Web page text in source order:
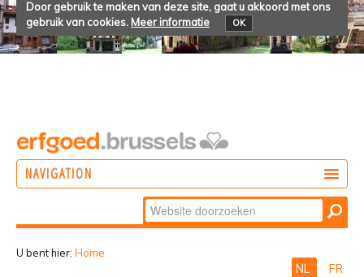
Door gebruik te maken van deze site, gaat u akkoord met ons
gebruik van cookies. Meer informatie OK
NAVIGATION
Zoek
Geavanceerd
U bent hier: Home
NL FR